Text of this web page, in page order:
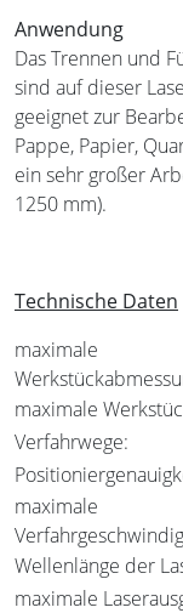
Anwendung
Das Trennen und
sind auf dieser
geeignet zur
Pappe, Papier,
ein sehr großer
1250 mm).
Technische Daten
maximale
maximale
Verfahrwege:
maximale
Wellenlänge der
maximale